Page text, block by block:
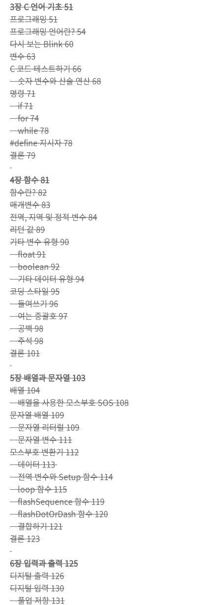
3장 C 언어 기초 51
프로그래밍 51
프로그래밍 언어란? 54
다시 보는 Blink 60
변수 63
C 코드 테스트하기 66
숫자 변수와 산술 연산 68
명령 71
if 71
for 74
while 78
#define 지시자 78
결론 79
4장 함수 81
함수란? 82
매개변수 83
전역, 지역 및 정적 변수 84
리턴 값 89
기타 변수 유형 90
float 91
boolean 92
기타 데이터 유형 94
코딩 스타일 95
들여쓰기 96
여는 중괄호 97
공백 98
주석 98
결론 101
5장 배열과 문자열 103
배열 104
배열을 사용한 모스부호 SOS 108
문자열 배열 109
문자열 리터럴 109
문자열 변수 111
모스부호 변환기 112
데이터 113
전역 변수와 Setup 함수 114
loop 함수 115
flashSequence 함수 119
flashDotOrDash 함수 120
결합하기 121
결론 123
6장 입력과 출력 125
디지털 출력 126
디지털 입력 130
풀업 저항 131